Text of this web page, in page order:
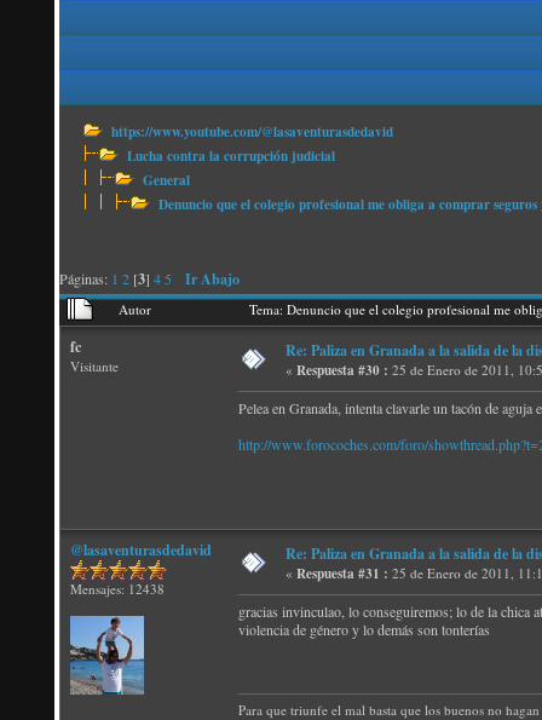
https://www.youtube.com/@lasaventurasdedavid
Lucha contra la corrupción judicial
General
Denuncio que el colegio profesional me obliga a comprar
Páginas: 1 2 [3] 4 5 Ir Abajo
Autor Tema: Denuncio que el colegio profesional me
fc
Visitante
Re: Paliza en Granada a la salida de la
« Respuesta #30 : 25 de Enero de 2011,
Pelea en Granada, intenta clavarle un tacón de aguja
http://www.forocoches.com/foro/
@lasaventurasdedavid
Mensajes: 12438
Re: Paliza en Granada a la salida de la
« Respuesta #31 : 25 de Enero de 2011,
gracias invinculao, lo conseguiremos; lo de la chica
violencia de género y lo demás son tonterías
Para que triunfe el mal basta que los buenos no